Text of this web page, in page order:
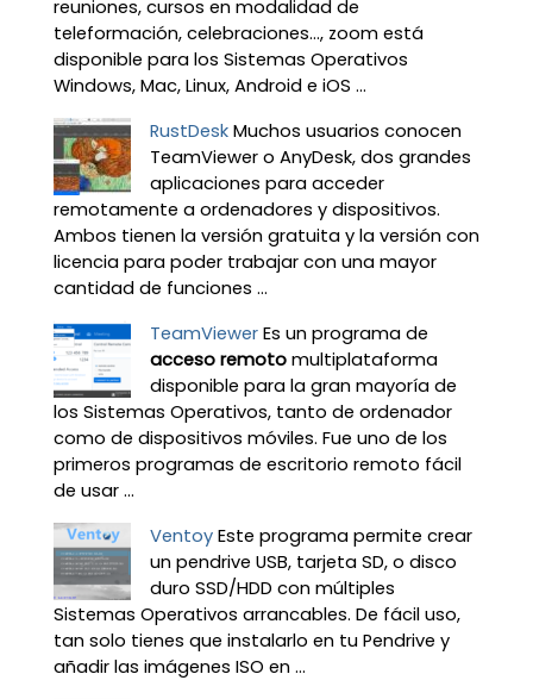
reuniones, cursos en modalidad de
teleformación, celebraciones…, zoom está
disponible para los Sistemas Operativos
Windows, Mac, Linux, Android e iOS ...
RustDesk Muchos usuarios conocen
TeamViewer o AnyDesk, dos grandes
aplicaciones para acceder
remotamente a ordenadores y dispositivos.
Ambos tienen la versión gratuita y la versión con
licencia para poder trabajar con una mayor
cantidad de funciones ...
TeamViewer Es un programa de
acceso remotomultiplataforma
disponible para la gran mayoría de
los Sistemas Operativos, tanto de ordenador
como de dispositivos móviles. Fue uno de los
primeros programas de escritorio remoto fácil
de usar ...
Ventoy Este programa permite crear
un pendrive USB, tarjeta SD, o disco
duro SSD/HDD con múltiples
Sistemas Operativos arrancables. De fácil uso,
tan solo tienes que instalarlo en tu Pendrive y
añadir las imágenes ISO en ...